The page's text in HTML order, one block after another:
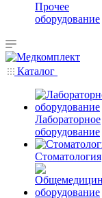
Прочее
оборудование
Каталог
Лабораторное
оборудование
Стоматология